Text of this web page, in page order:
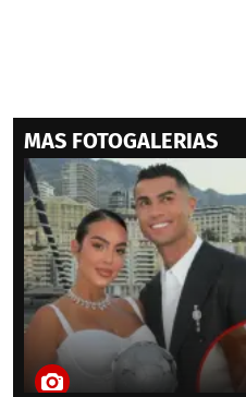
MAS FOTOGALERIAS